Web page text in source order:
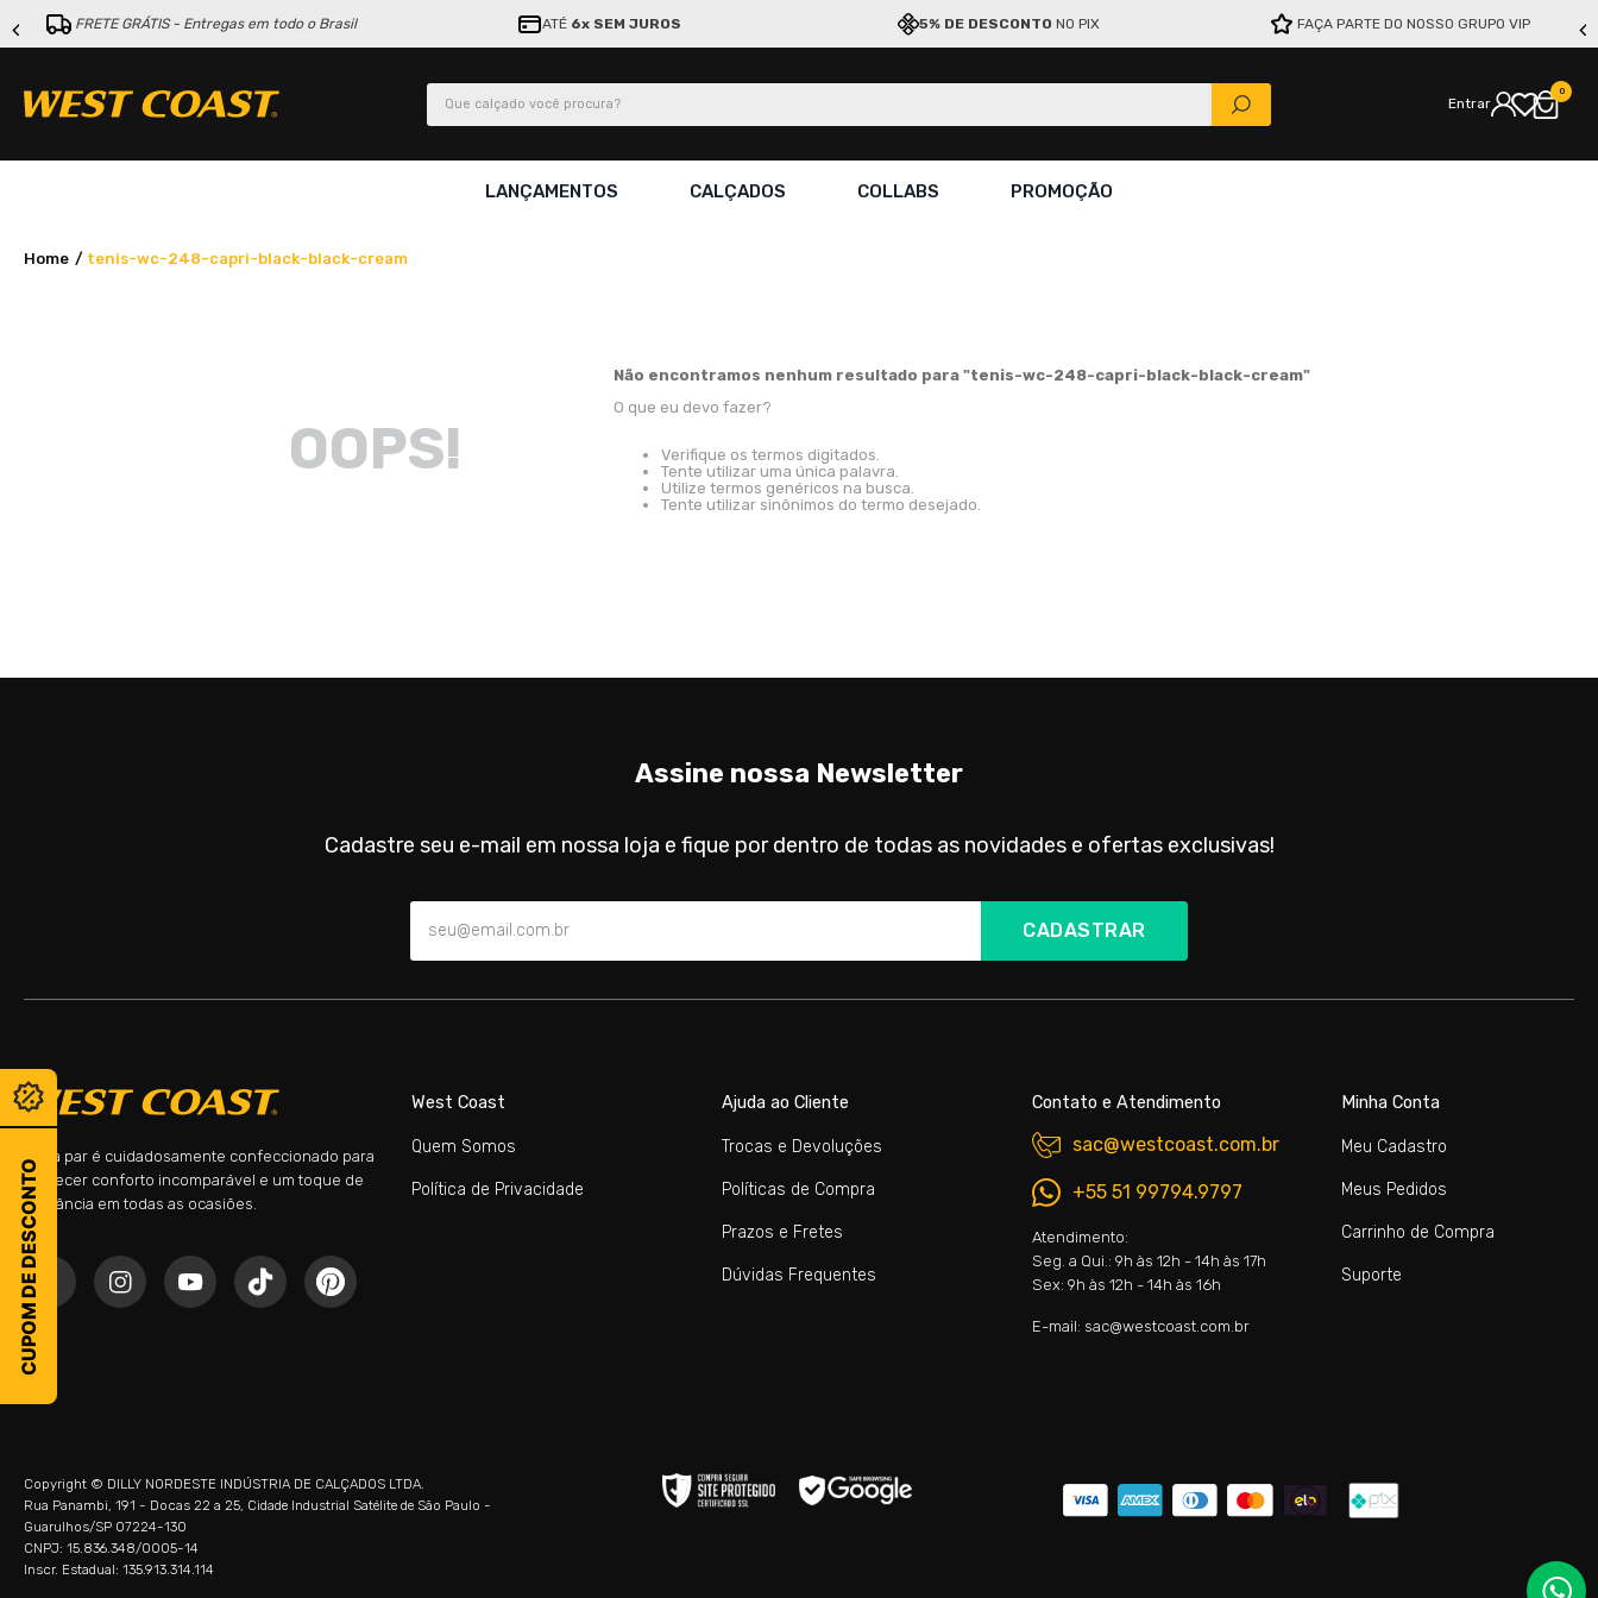
FRETE GRÁTIS - Entregas em todo o Brasil ATÉ 6x SEM JUROS 5% DE DESCONTO NO PIX FAÇA PARTE DO NOSSO GRUPO VIP
Que calçado você procura?
Entrar
0
LANÇAMENTOS CALÇADOS COLLABS PROMOÇÃO
CUPOM DE DESCONTO
tenis-wc-248-capri-black-black-cream
OOPS!
Não encontramos nenhum resultado para "tenis-wc-248-capri-black-black-cream"
O que eu devo fazer?
Verifique os termos digitados.
Tente utilizar uma única palavra.
Utilize termos genéricos na busca.
Tente utilizar sinônimos do termo desejado.
Assine nossa Newsletter
Cadastre seu e-mail em nossa loja e fique por dentro de todas as novidades e ofertas exclusivas!
CADASTRAR
Cada par é cuidadosamente confeccionado para
oferecer conforto incomparável e um toque de
elegância em todas as ocasiões.
West Coast
Quem Somos
Política de Privacidade
Ajuda ao Cliente
Trocas e Devoluções
Políticas de Compra
Prazos e Fretes
Dúvidas Frequentes
Contato e Atendimento
sac@westcoast.com.br
+55 51 99794.9797
Atendimento:
Seg. a Qui.: 9h às 12h - 14h às 17h
Sex: 9h às 12h - 14h às 16h
E-mail: sac@westcoast.com.br
Minha Conta
Meu Cadastro
Meus Pedidos
Carrinho de Compra
Suporte
Copyright © DILLY NORDESTE INDÚSTRIA DE CALÇADOS LTDA.
Rua Panambi, 191 - Docas 22 a 25, Cidade Industrial Satélite de São Paulo -
Guarulhos/SP 07224-130
CNPJ: 15.836.348/0005-14
Inscr. Estadual: 135.913.314.114